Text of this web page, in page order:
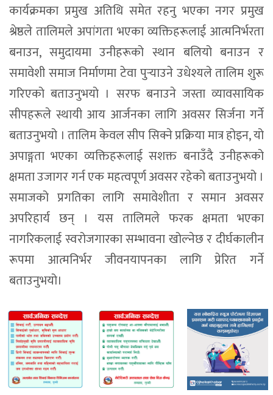
कार्यक्रमका प्रमुख अतिथि समेत रहनु भएका नगर प्रमुख
श्रेष्ठले तालिमले अपांगता भएका व्यक्तिहरूलाई आत्मनिर्भरता
बनाउन, समुदायमा उनीहरूको स्थान बलियो बनाउन र
समावेशी समाज निर्माणमा टेवा पुर्‍याउने उधेश्यले तालिम शुरू
गरिएको बताउनुभयो । सरफ बनाउने जस्ता व्यावसायिक
सीपहरूले स्थायी आय आर्जनका लागि अवसर सिर्जना गर्ने
बताउनुभयो । तालिम केवल सीप सिक्ने प्रक्रिया मात्र होइन, यो
अपाङ्गता भएका व्यक्तिहरूलाई सशक्त बनाउँदै उनीहरूको
क्षमता उजागर गर्न एक महत्वपूर्ण अवसर रहेको बताउनुभयो ।
समाजको प्रगतिका लागि समावेशीता र समान अवसर
अपरिहार्य छन् । यस तालिमले फरक क्षमता भएका
नागरिकलाई स्वरोजगारका सम्भावना खोल्नेछ र दीर्घकालीन
रूपमा आत्मनिर्भर जीवनयापनका लागि प्रेरित गर्ने
बताउनुभयो।